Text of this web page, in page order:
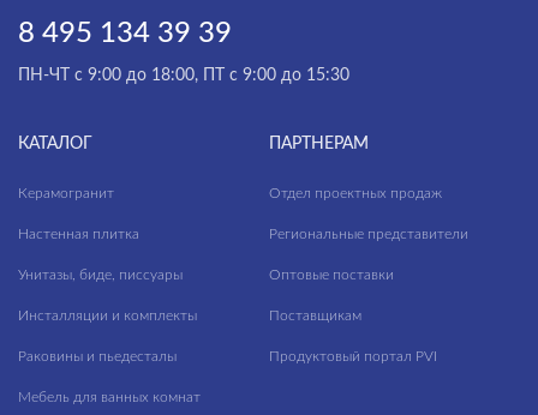
8 495 134 39 39
ПН-ЧТ с 9:00 до 18:00, ПТ с 9:00 до 15:30
КАТАЛОГ
Керамогранит
Настенная плитка
Унитазы, биде, писсуары
Инсталляции и комплекты
Раковины и пьедесталы
Мебель для ванных комнат
ПАРТНЕРАМ
Отдел проектных продаж
Региональные представители
Оптовые поставки
Поставщикам
Продуктовый портал PVI